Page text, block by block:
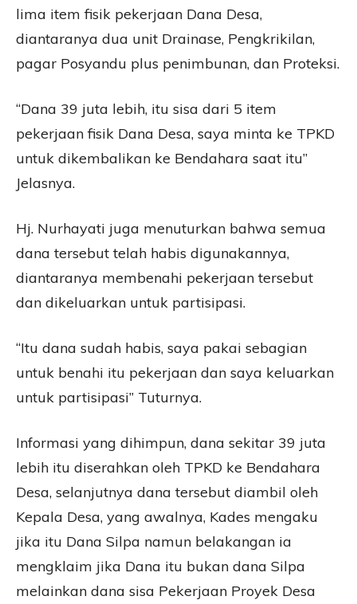
lima item fisik pekerjaan Dana Desa,
diantaranya dua unit Drainase, Pengkrikilan,
pagar Posyandu plus penimbunan, dan Proteksi.
“Dana 39 juta lebih, itu sisa dari 5 item
pekerjaan fisik Dana Desa, saya minta ke TPKD
untuk dikembalikan ke Bendahara saat itu”
Jelasnya.
Hj. Nurhayati juga menuturkan bahwa semua
dana tersebut telah habis digunakannya,
diantaranya membenahi pekerjaan tersebut
dan dikeluarkan untuk partisipasi.
“Itu dana sudah habis, saya pakai sebagian
untuk benahi itu pekerjaan dan saya keluarkan
untuk partisipasi” Tuturnya.
Informasi yang dihimpun, dana sekitar 39 juta
lebih itu diserahkan oleh TPKD ke Bendahara
Desa, selanjutnya dana tersebut diambil oleh
Kepala Desa, yang awalnya, Kades mengaku
jika itu Dana Silpa namun belakangan ia
mengklaim jika Dana itu bukan dana Silpa
melainkan dana sisa Pekerjaan Proyek Desa